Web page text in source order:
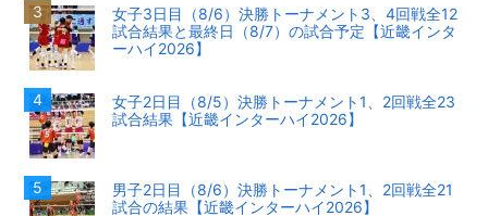
女子3日目（8/6）決勝トーナメント3、4回戦全12
試合結果と最終日（8/7）の試合予定【近畿インタ
ーハイ2026】
女子2日目（8/5）決勝トーナメント1、2回戦全23
試合結果【近畿インターハイ2026】
男子2日目（8/6）決勝トーナメント1、2回戦全21
試合の結果【近畿インターハイ2026】